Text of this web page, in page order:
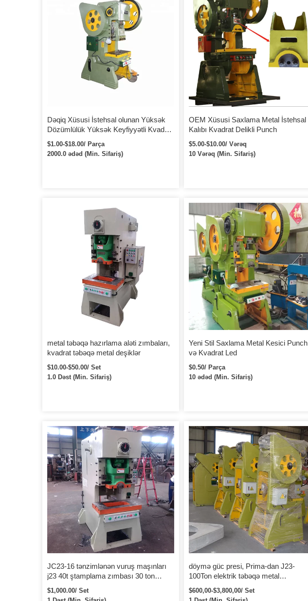
Dəqiq Xüsusi İstehsal olunan Yüksək
Dözümlülük Yüksək Keyfiyyətli Kvadrat
Levha Metal Delikli Punch
$1.00-$18.00/ Parça
2000.0 ədəd (Min. Sifariş)
OEM Xüsusi Saxlama Metal İstehsal
Kalıbı Kvadrat Delikli Punch
$5.00-$10.00/ Vərəq
10 Vərəq (Min. Sifariş)
metal təbəqə hazırlama aləti zımbaları,
kvadrat təbəqə metal deşiklər
$10.00-$50.00/ Set
1.0 Dəst (Min. Sifariş)
Yeni Stil Saxlama Metal Kesici Punch
və Kvadrat Led
$0.50/ Parça
10 ədəd (Min. Sifariş)
JC23-16 tənzimlənən vuruş maşınları
j23 40t ştamplama zımbası 30 ton
zımbalama 20 10 50 ton güc pres
maşını
$1,000.00/ Set
döymə güc presi, Prima-dan J23-
100Ton elektrik təbəqə metal
formalaşdırma maşını, deşik zımbası.
C çərçivə zımbalama maşınları
$600,00-$3,800,00/ Set